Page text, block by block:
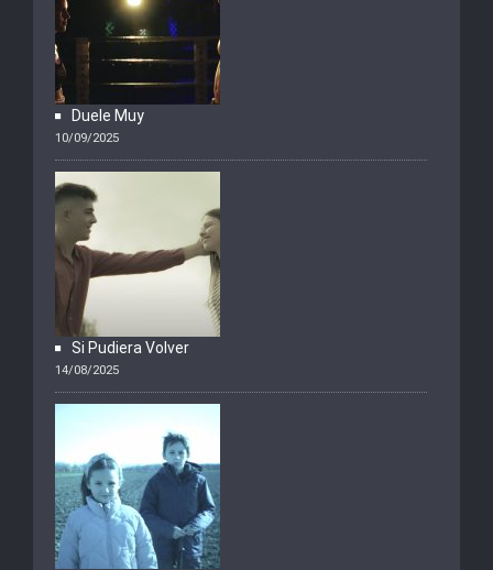
Duele Muy
10/09/2025
Si Pudiera Volver
14/08/2025